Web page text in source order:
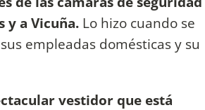
y a Vicuña. Lo hizo cuando se
empleadas domésticas y su
vestidor que está